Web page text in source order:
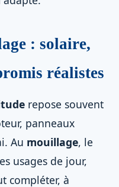
: solaire,
réalistes
repose souvent
panneaux
Au mouillage, le
usages de jour,
compléter, à